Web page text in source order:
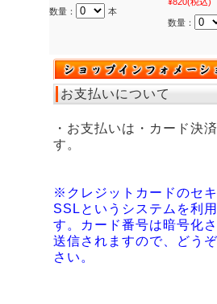
数量： 本
¥820(税込)
数量：
お支払いについて
・お支払いは・カード決
す。
※クレジットカードのセ
SSLというシステムを利
す。カード番号は暗号化
送信されますので、どう
さい。